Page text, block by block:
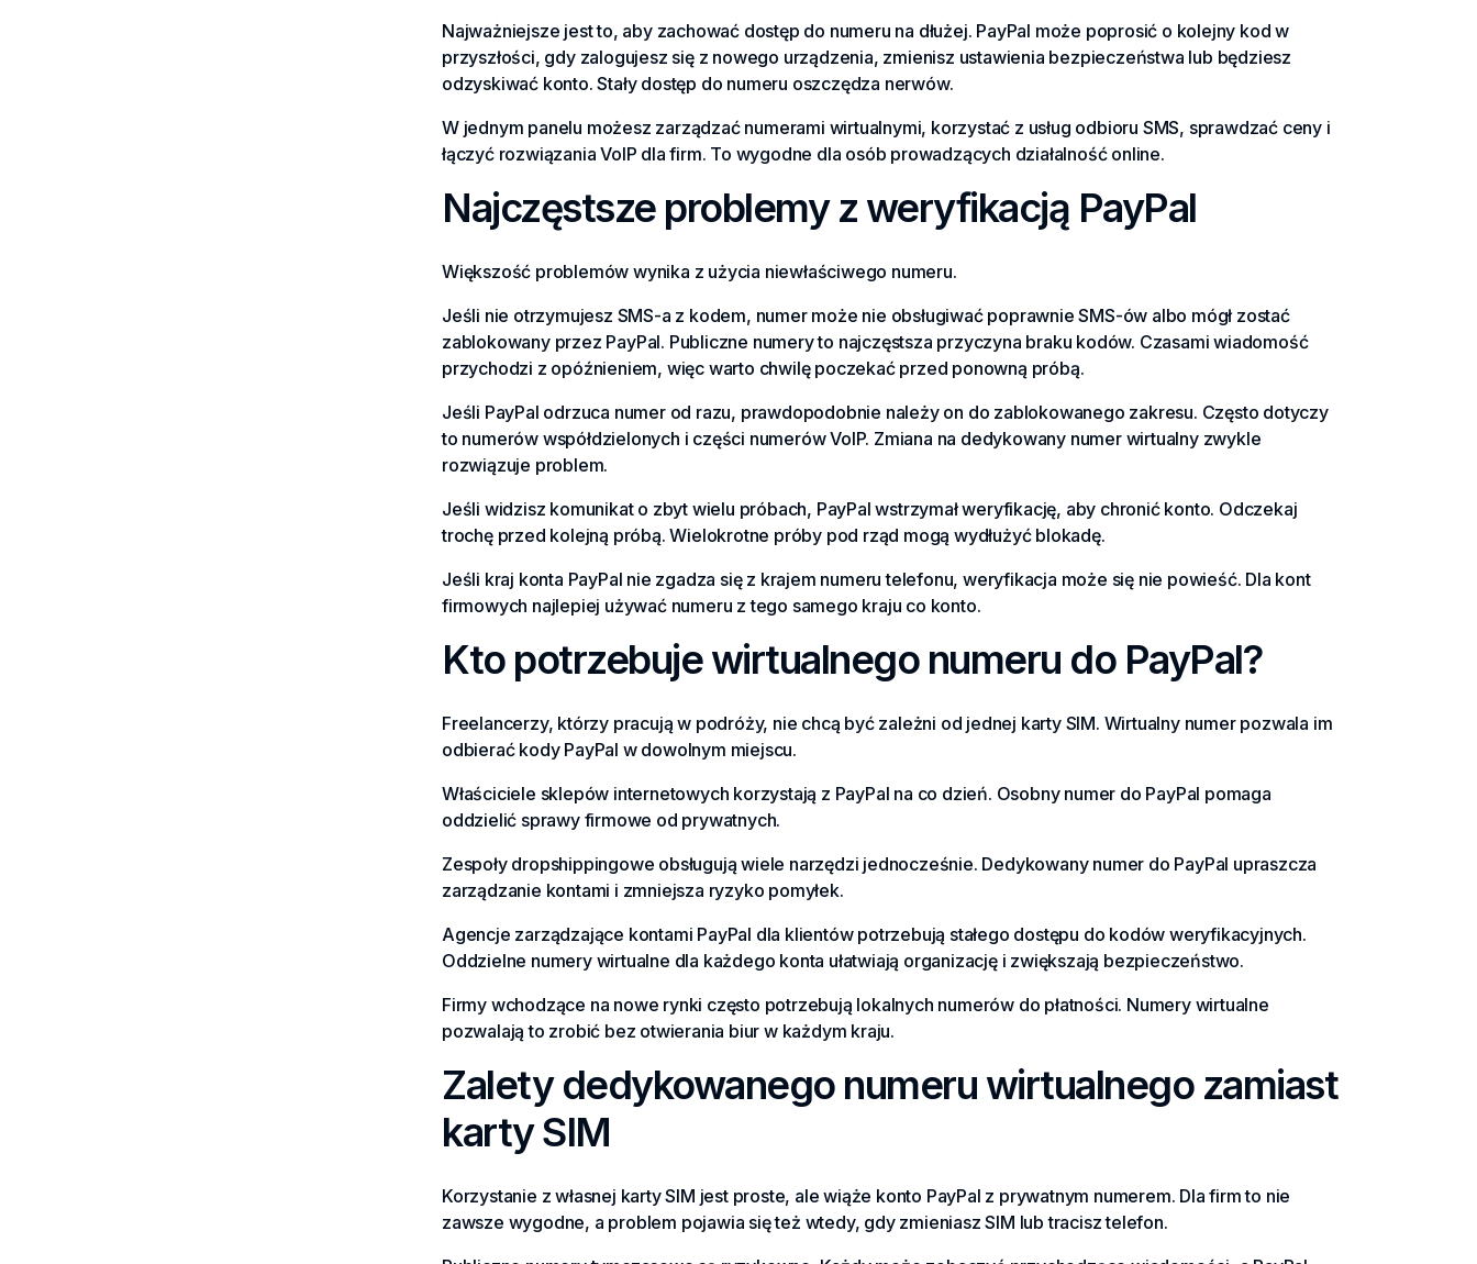
Najważniejsze jest to, aby zachować dostęp do numeru na dłużej. PayPal może poprosić o kolejny kod w
przyszłości, gdy zalogujesz się z nowego urządzenia, zmienisz ustawienia bezpieczeństwa lub będziesz
odzyskiwać konto. Stały dostęp do numeru oszczędza nerwów.
W jednym panelu możesz zarządzać numerami wirtualnymi, korzystać z usług odbioru SMS, sprawdzać ceny i
łączyć rozwiązania VoIP dla firm. To wygodne dla osób prowadzących działalność online.
Najczęstsze problemy z weryfikacją PayPal
Większość problemów wynika z użycia niewłaściwego numeru.
Jeśli nie otrzymujesz SMS-a z kodem, numer może nie obsługiwać poprawnie SMS-ów albo mógł zostać
zablokowany przez PayPal. Publiczne numery to najczęstsza przyczyna braku kodów. Czasami wiadomość
przychodzi z opóźnieniem, więc warto chwilę poczekać przed ponowną próbą.
Jeśli PayPal odrzuca numer od razu, prawdopodobnie należy on do zablokowanego zakresu. Często dotyczy
to numerów współdzielonych i części numerów VoIP. Zmiana na dedykowany numer wirtualny zwykle
rozwiązuje problem.
Jeśli widzisz komunikat o zbyt wielu próbach, PayPal wstrzymał weryfikację, aby chronić konto. Odczekaj
trochę przed kolejną próbą. Wielokrotne próby pod rząd mogą wydłużyć blokadę.
Jeśli kraj konta PayPal nie zgadza się z krajem numeru telefonu, weryfikacja może się nie powieść. Dla kont
firmowych najlepiej używać numeru z tego samego kraju co konto.
Kto potrzebuje wirtualnego numeru do PayPal?
Freelancerzy, którzy pracują w podróży, nie chcą być zależni od jednej karty SIM. Wirtualny numer pozwala im
odbierać kody PayPal w dowolnym miejscu.
Właściciele sklepów internetowych korzystają z PayPal na co dzień. Osobny numer do PayPal pomaga
oddzielić sprawy firmowe od prywatnych.
Zespoły dropshippingowe obsługują wiele narzędzi jednocześnie. Dedykowany numer do PayPal upraszcza
zarządzanie kontami i zmniejsza ryzyko pomyłek.
Agencje zarządzające kontami PayPal dla klientów potrzebują stałego dostępu do kodów weryfikacyjnych.
Oddzielne numery wirtualne dla każdego konta ułatwiają organizację i zwiększają bezpieczeństwo.
Firmy wchodzące na nowe rynki często potrzebują lokalnych numerów do płatności. Numery wirtualne
pozwalają to zrobić bez otwierania biur w każdym kraju.
Zalety dedykowanego numeru wirtualnego zamiast
karty SIM
Korzystanie z własnej karty SIM jest proste, ale wiąże konto PayPal z prywatnym numerem. Dla firm to nie
zawsze wygodne, a problem pojawia się też wtedy, gdy zmieniasz SIM lub tracisz telefon.